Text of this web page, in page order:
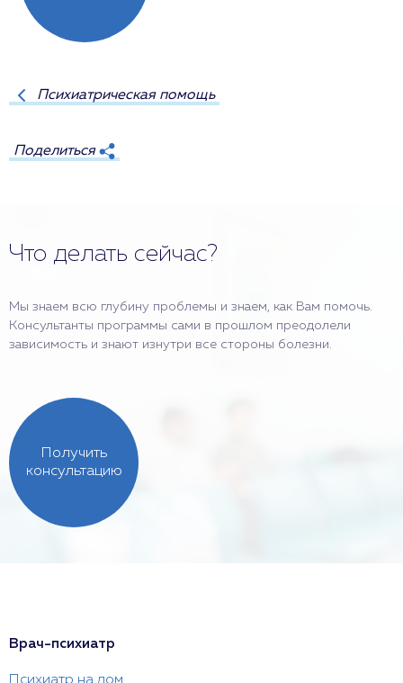
Психиатрическая помощь
Поделиться
Что делать сейчас?
Мы знаем всю глубину проблемы и знаем, как Вам помочь.
Консультанты программы сами в прошлом преодолели
зависимость и знают изнутри все стороны болезни.
Получить
консультацию
Врач-психиатр